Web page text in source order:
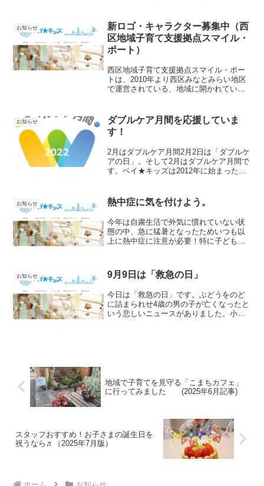
も入ることができるくらいのスペースが
あり、個室なの...
お知らせ
新ロゴ・キャラクター募集中（西
区地域子育て支援拠点スマイル・
ポート）
西区地域子育て支援拠点スマイル・ポー
トは、2010年より西区みなとみらい地区
で運営されている、地域に開かれている
プンから11年を経過したこともあり、こ
のたび、新たなロゴ...
お知らせ
ダブルケア月間を応援していま
す！
2月はダブルケア月間2月2日は「ダブルケ
アの日」。そして2月はダブルケア月間で
す。ベイ★キッズは2012年に始まったダ
りと協力してきました。ベイ★キッズで
は、昨年のダブ...
お知らせ 熱中症に気を付けよう。
今年は自粛生活で外気に慣れていない状
態の中、急に猛暑となったためいつも以
上に熱中症に注意が必要！特に子どもは
中症にならないようこの猛暑を乗り切り
ましょう。◆熱中症対策の...
お知らせ 9月9日は「救急の日」
今日は「救急の日」です。ぶどうをのど
に詰まられせ4歳の男の子が亡くなったと
いう悲しいニュースがありました。小さ
地域で子育てを見守る「こまちカフェ」
に行ってみました (2025年6月記事)
スタッフおすすめ！お子さまの誕生日を
祝うなら♬（2025年7月版）